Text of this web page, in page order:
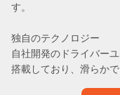
す。
独自のテクノロジー
自社開発のドライバー
搭載しており、滑らか